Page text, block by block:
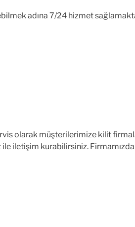
adına 7/24 hizmet
olarak müşterilerimize kilit
iletişim kurabilirsiniz.